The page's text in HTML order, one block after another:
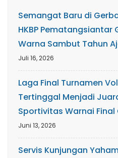
Semangat Baru di
HKBP Pematangsiantar
Warna Sambut Tahun
Juli 16, 2026
Laga Final Turnamen
Tertinggal Menjadi
Sportivitas Warnai Final
Juni 13, 2026
Servis Kunjungan